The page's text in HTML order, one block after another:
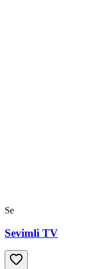
Se
Sevimli TV